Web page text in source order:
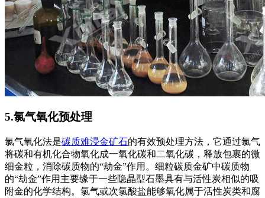
5.氯气氧化预处理
氯气氧化法是碳质难浸金矿石的有效预处理方法，它通过氯气
将碳和有机化合物氧化成一氧化碳和二氧化碳，释放包裹的微
细金粒，消除碳质物的“劫金”作用。细粒碳质金矿中碳质物
的“劫金”作用主要缘于一些隐晶型石墨具有与活性炭相似的吸
附金的化学结构。氯气或次氯酸盐能够氧化属于活性炭类和腐